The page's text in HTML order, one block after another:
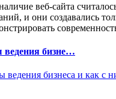
веб-сайта
и они создавались
бизне…